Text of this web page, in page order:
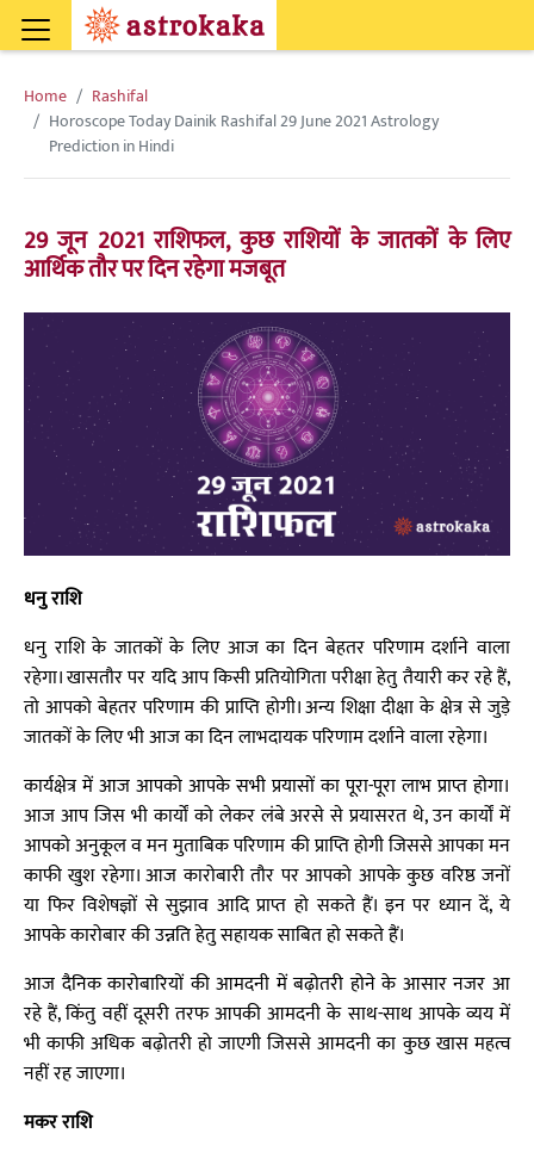
Home
Rashifal
Horoscope Today Dainik Rashifal 29 June 2021 Astrology
Prediction in Hindi
29 जून 2021 राशिफल, कुछ राशियों के जातकों के लिए
आर्थिक तौर पर दिन रहेगा मजबूत
धनु राशि
धनु राशि के जातकों के लिए आज का दिन बेहतर परिणाम दर्शाने वाला
रहेगा। खासतौर पर यदि आप किसी प्रतियोगिता परीक्षा हेतु तैयारी कर रहे हैं,
तो आपको बेहतर परिणाम की प्राप्ति होगी। अन्य शिक्षा दीक्षा के क्षेत्र से जुड़े
जातकों के लिए भी आज का दिन लाभदायक परिणाम दर्शाने वाला रहेगा।
कार्यक्षेत्र में आज आपको आपके सभी प्रयासों का पूरा-पूरा लाभ प्राप्त होगा।
आज आप जिस भी कार्यों को लेकर लंबे अरसे से प्रयासरत थे, उन कार्यों में
आपको अनुकूल व मन मुताबिक परिणाम की प्राप्ति होगी जिससे आपका मन
काफी खुश रहेगा। आज कारोबारी तौर पर आपको आपके कुछ वरिष्ठ जनों
या फिर विशेषज्ञों से सुझाव आदि प्राप्त हो सकते हैं। इन पर ध्यान दें, ये
आपके कारोबार की उन्नति हेतु सहायक साबित हो सकते हैं।
आज दैनिक कारोबारियों की आमदनी में बढ़ोतरी होने के आसार नजर आ
रहे हैं, किंतु वहीं दूसरी तरफ आपकी आमदनी के साथ-साथ आपके व्यय में
भी काफी अधिक बढ़ोतरी हो जाएगी जिससे आमदनी का कुछ खास महत्व
नहीं रह जाएगा।
मकर राशि